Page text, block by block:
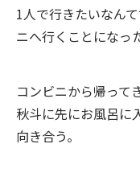
1人で行きたいなん
ニへ行くことになっ
コンビニから帰って
秋斗に先にお風呂に
向き合う。